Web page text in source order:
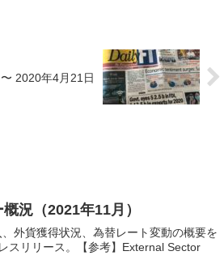
2020年4月21日
況（2021年11月）